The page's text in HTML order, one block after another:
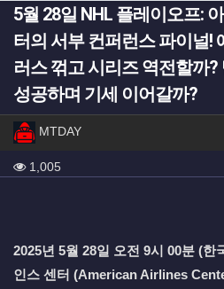
5월 28일 NHL 플레이오프:
터의 서부 컨퍼런스 파이널!
러스 꺾고 시리즈 역전할까
성공하며 기세 이어갈까?
작성자 정보
MTDAY작성
컨텐츠 정보
1,005조회
2025년 5월 28일 오전 9시 00분 (한
인스 센터 (American Airlines